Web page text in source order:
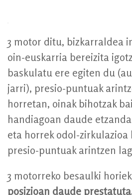
3 motor ditu, bizkarraldea
oin-euskarria bereizita
baskulatu ere egiten du
jarri), presio-puntuak
horretan, oinak bihotzak
handiagoan daude
eta horrek odol-zirkulazioa
presio-puntuak arintzen
3 motorreko besaulki horiek
posizioan daude